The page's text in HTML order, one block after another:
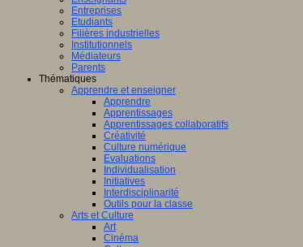
Entreprises
Etudiants
Filières industrielles
Institutionnels
Médiateurs
Parents
Thématiques
Apprendre et enseigner
Apprendre
Apprentissages
Apprentissages collaboratifs
Créativité
Culture numérique
Evaluations
Individualisation
Initiatives
Interdisciplinarité
Outils pour la classe
Arts et Culture
Art
Cinéma